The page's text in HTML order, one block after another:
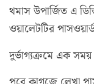
থমাস উপার্জিত এ
ওয়ালেটটির
দুর্ভাগ্যক্রমে এক